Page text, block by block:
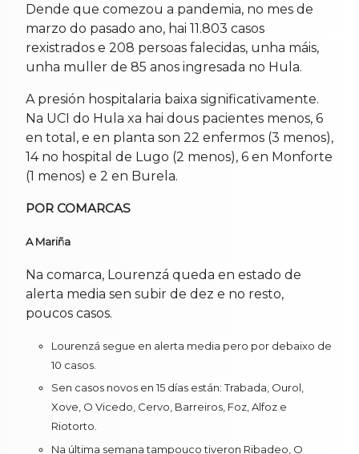
Dende que comezou a pandemia, no mes de
marzo do pasado ano, hai 11.803 casos
rexistrados e 208 persoas falecidas, unha máis,
unha muller de 85 anos ingresada no Hula.
A presión hospitalaria baixa significativamente.
Na UCI do Hula xa hai dous pacientes menos, 6
en total, e en planta son 22 enfermos (3 menos),
14 no hospital de Lugo (2 menos), 6 en Monforte
(1 menos) e 2 en Burela.
POR COMARCAS
A Mariña
Na comarca, Lourenzá queda en estado de
alerta media sen subir de dez e no resto,
poucos casos.
Lourenzá segue en alerta media pero por debaixo de
10 casos.
Sen casos novos en 15 días están: Trabada, Ourol,
Xove, O Vicedo, Cervo, Barreiros, Foz, Alfoz e
Riotorto.
Na última semana tampouco tiveron Ribadeo, O